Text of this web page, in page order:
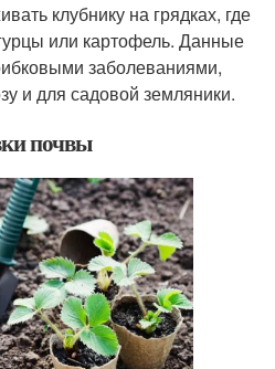
клубнику на грядках, где
или картофель. Данные
заболеваниями,
и для садовой земляники.
почвы